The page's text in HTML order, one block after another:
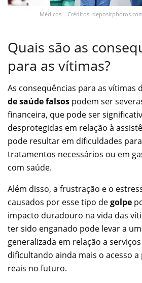
Médicos – Créditos:
Quais são as
para as vítimas?
As consequências para as vítimas
de saúde falsos podem ser
financeira, que pode ser
desprotegidas em relação à
pode resultar em dificuldades
tratamentos necessários ou em
com saúde.
Além disso, a frustração e o
causados por esse tipo degolpe
impacto duradouro na vida das
ter sido enganado pode levar a
generalizada em relação a
dificultando ainda mais o acesso
reais no futuro.